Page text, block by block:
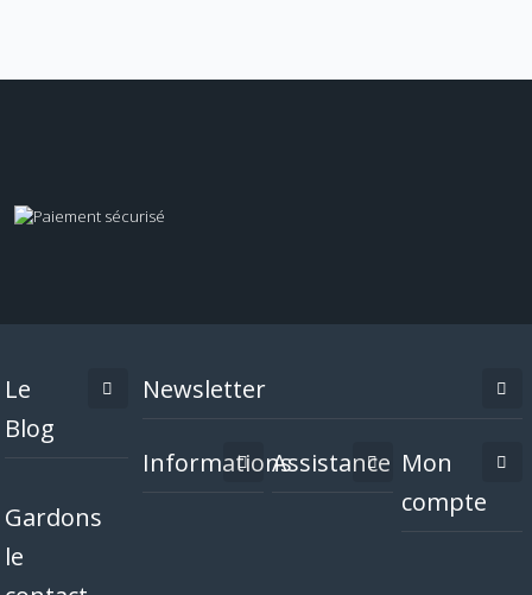
Le
Blog
Gardons
le
Newsletter
InformationsAssistance Mon
compte